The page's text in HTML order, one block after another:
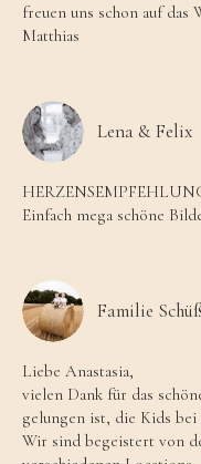
freuen uns schon auf das
Matthias
Lena & Felix
Einfach mega schöne
Familie
Liebe Anastasia,
vielen Dank für das
gelungen ist, die Kids bei
Wir sind begeistert von